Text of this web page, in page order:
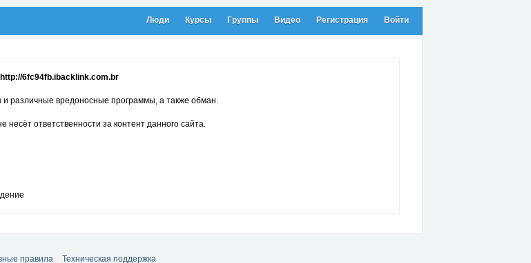
Люди Курсы Группы Видео Регистрация Войти
6fc94fb.ibacklink.com.br
различные вредоносные программы, а также обман.
ответственности за контент данного сайта.
правила Техническая поддержка